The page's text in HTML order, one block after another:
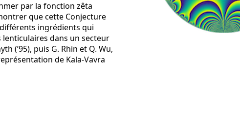
par la fonction zêta
que cette Conjecture
ingrédients qui
lenticulaires dans un secteur
(’95), puis G. Rhin et Q. Wu,
de Kala-Vavra